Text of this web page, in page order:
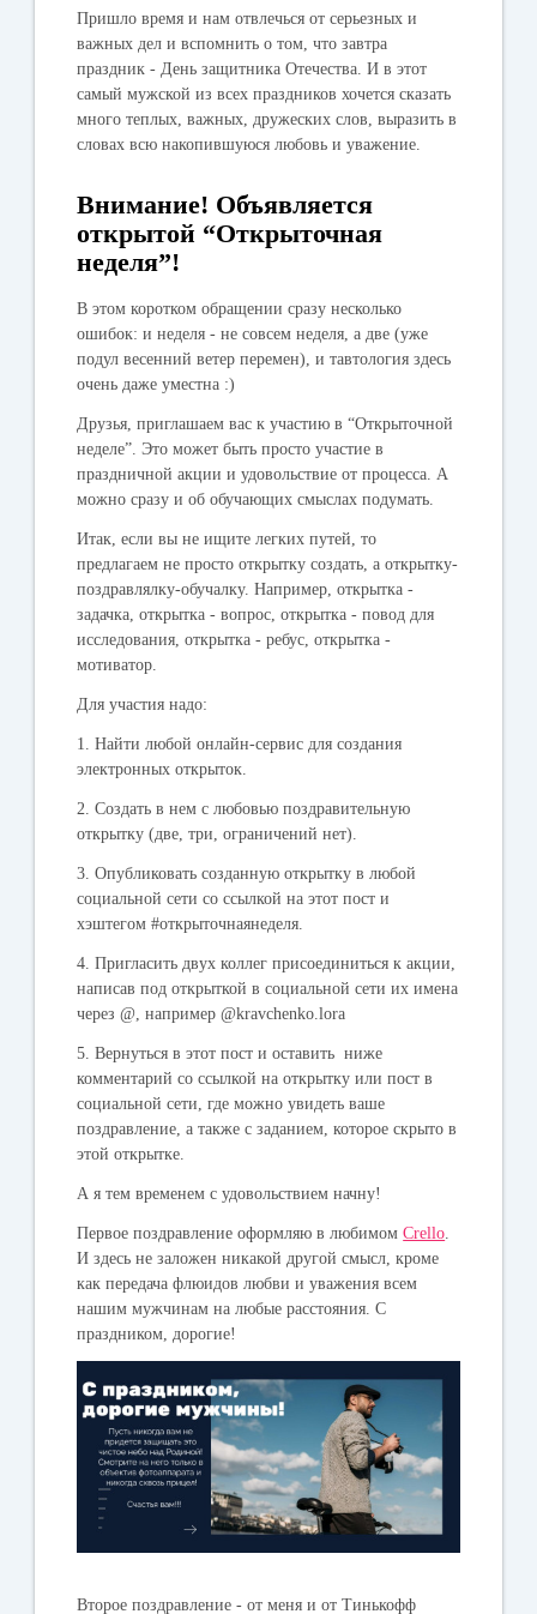
Пришло время и нам отвлечься от серьезных и
важных дел и вспомнить о том, что завтра
праздник - День защитника Отечества. И в этот
самый мужской из всех праздников хочется сказать
много теплых, важных, дружеских слов, выразить в
словах всю накопившуюся любовь и уважение.
Внимание! Объявляется
открытой “Открыточная
неделя”!
В этом коротком обращении сразу несколько
ошибок: и неделя - не совсем неделя, а две (уже
подул весенний ветер перемен), и тавтология здесь
очень даже уместна :)
Друзья, приглашаем вас к участию в “Открыточной
неделе”.Это может быть просто участие в
праздничной акции и удовольствие от процесса. А
можно сразу и об обучающих смыслах подумать.
Итак, если вы не ищите легких путей, то
предлагаем не просто открытку создать, а открытку-
поздравлялку-обучалку. Например, открытка -
задачка, открытка - вопрос, открытка - повод для
исследования, открытка - ребус, открытка -
мотиватор.
Для участия надо:
1. Найти любой онлайн-сервис для создания
электронных открыток.
2. Создать в нем с любовью поздравительную
открытку (две, три, ограничений нет).
3. Опубликовать созданную открытку в любой
социальной сети со ссылкой на этот пост и
хэштегом #открыточнаянеделя.
4. Пригласить двух коллег присоединиться к акции,
написав под открыткой в социальной сети их имена
через @, например @kravchenko.lora
5. Вернуться в этот пост и оставить ниже
комментарий со ссылкой на открытку или пост в
социальной сети, где можно увидеть ваше
поздравление, а также с заданием, которое скрыто в
этой открытке.
А я тем временем с удовольствием начну!
Первое поздравление оформляю в любимомCrello
И здесь не заложен никакой другой смысл, кроме
как передача флюидов любви и уважения всем
нашим мужчинам на любые расстояния. С
праздником, дорогие!
Второе поздравление - от меня и от Тинькофф